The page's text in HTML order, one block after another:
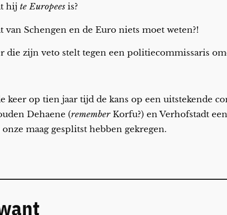
hij te Europees is?
Schengen en de Euro niets moet weten?!
die zijn veto stelt tegen een politiecommissaris
keer op tien jaar tijd de kans op een uitstekende
Dehaene (rememberKorfu?) en Verhofstadt
maag gesplitst hebben gekregen.